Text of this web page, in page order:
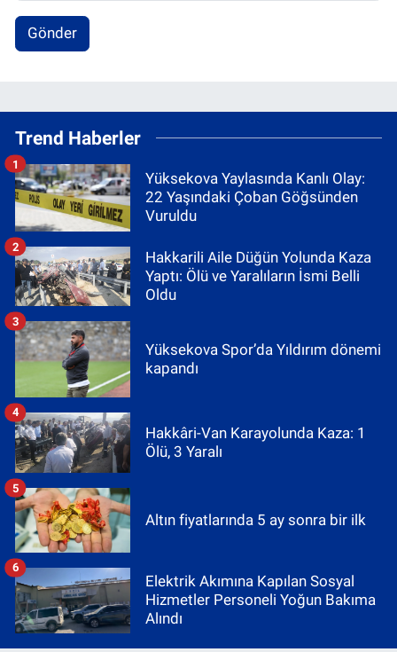
Gönder
Trend Haberler
Yüksekova Yaylasında Kanlı Olay:
22 Yaşındaki Çoban Göğsünden
Vuruldu
1
Hakkarili Aile Düğün Yolunda Kaza
Yaptı: Ölü ve Yaralıların İsmi Belli
Oldu
2
Yüksekova Spor’da Yıldırım dönemi
kapandı
3
Hakkâri-Van Karayolunda Kaza: 1
Ölü, 3 Yaralı
4
Altın fiyatlarında 5 ay sonra bir ilk
5
Elektrik Akımına Kapılan Sosyal
Hizmetler Personeli Yoğun Bakıma
Alındı
6